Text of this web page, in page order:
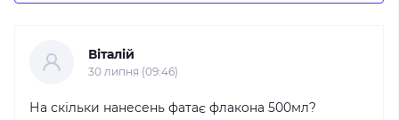
Віталій
30 липня (09:46)
На скільки нанесень фатає флакона 500мл?